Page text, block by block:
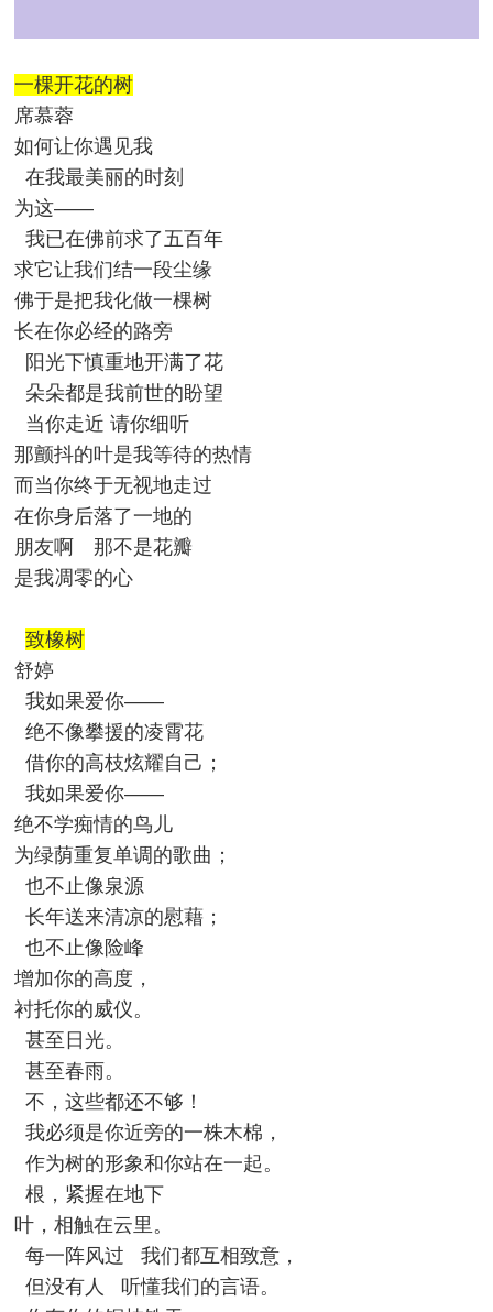
一棵开花的树
席慕蓉
如何让你遇见我
在我最美丽的时刻
为这——
我已在佛前求了五百年
求它让我们结一段尘缘
佛于是把我化做一棵树
长在你必经的路旁
阳光下慎重地开满了花
朵朵都是我前世的盼望
当你走近 请你细听
那颤抖的叶是我等待的热情
而当你终于无视地走过
在你身后落了一地的
朋友啊 那不是花瓣
是我凋零的心
致橡树
舒婷
我如果爱你——
绝不像攀援的凌霄花
借你的高枝炫耀自己；
我如果爱你——
绝不学痴情的鸟儿
为绿荫重复单调的歌曲；
也不止像泉源
长年送来清凉的慰藉；
也不止像险峰
增加你的高度，
衬托你的威仪。
甚至日光。
甚至春雨。
不，这些都还不够！
我必须是你近旁的一株木棉，
作为树的形象和你站在一起。
根，紧握在地下
叶，相触在云里。
每一阵风过 我们都互相致意，
但没有人 听懂我们的言语。